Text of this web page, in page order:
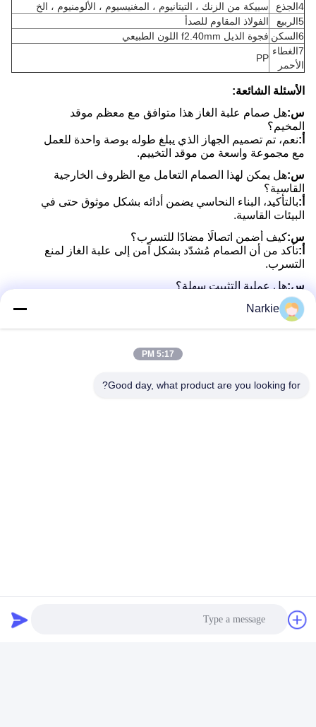
4الجذع
سبيكة من الزنك ، التيتانيوم ، المغنيسيوم ، الألومنيوم ، الخ
5الربيع
الفولاذ المقاوم للصدأ
6السكن
فجوة الذيل f2.40mm اللون الطبيعي
7الغطاء
الأحمر
PP
الأسئلة الشائعة:
س:هل صمام علبة الغاز هذا متوافق مع معظم موقد
المخيم؟
أ:نعم، تم تصميم الجهاز الذي يبلغ طوله بوصة واحدة للعمل
مع مجموعة واسعة من موقد التخييم.
س:هل يمكن لهذا الصمام التعامل مع الظروف الخارجية
القاسية؟
أ:بالتأكيد، البناء النحاسي يضمن أدائه بشكل موثوق حتى في
البيئات القاسية.
س:كيف أضمن اتصالًا مضادًا للتسرب؟
أ:تأكد من أن الصمام مُشدّد بشكل آمن إلى علبة الغاز لمنع
التسرب.
س:هل عملية التثبيت سهلة؟
أ:نعم، الصمام مصمم لسهولة التثبيت، مما يجعله سهلا
للاستخدام لجميع مستويات الخبرة.
نعم، لقد تم تصميمها للتعامل مع علب الغاز عالية الضغط
Narkie
5:17 PM
Good day, what product are you looking for?